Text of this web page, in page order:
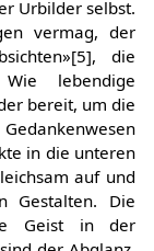
Urbilder selbst.
vermag, der
die
lebendige
bereit, um die
in die unteren
auf und
Gestalten. Die
Geist in der